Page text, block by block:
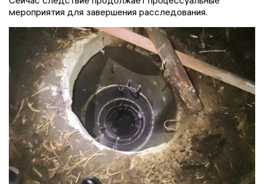
мероприятия для завершения расследования.